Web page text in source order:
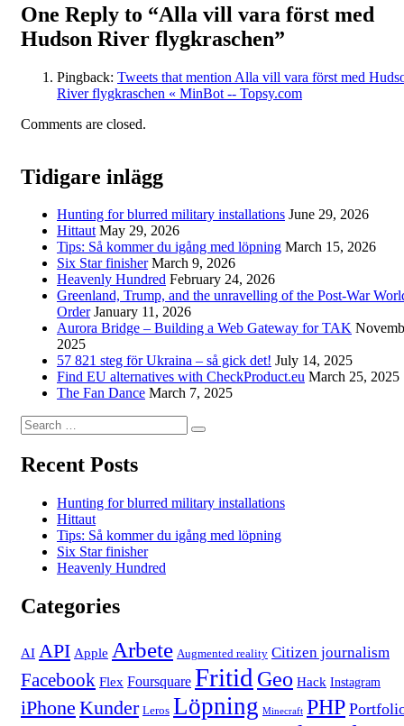
One Reply to “Alla vill vara först med
Hudson River flygkraschen”
Pingback: Tweets that mention Alla vill vara först med
River flygkraschen « MinBot -- Topsy.com
Comments are closed.
Tidigare inlägg
Hunting for blurred military installations June 29, 2026
Hittaut May 29, 2026
Tips: Så kommer du igång med löpning March 15, 2026
Six Star finisher March 9, 2026
Heavenly Hundred February 24, 2026
Greenland, Trump, and the unravelling of the Post-War
Order January 11, 2026
Aurora Bridge – Building a Web Gateway for TAK
2025
57 821 steg för Ukraina – så gick det! July 14, 2025
Find EU alternatives with CheckProduct.eu March 25, 2025
The Fan Dance March 7, 2025
Search
for:
Search
Recent Posts
Hunting for blurred military installations
Hittaut
Tips: Så kommer du igång med löpning
Six Star finisher
Heavenly Hundred
Categories
AI API Apple Arbete Augmented reality Citizen journalism
Facebook Flex Foursquare Fritid Geo Hack Instagram
iPhone Kunder Leros Löpning Minecraft PHP